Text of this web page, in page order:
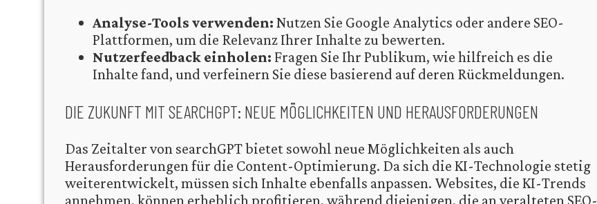
Analyse-Tools verwenden: Nutzen Sie Google Analytics oder andere SEO-
Plattformen, um die Relevanz Ihrer Inhalte zu bewerten.
Nutzerfeedback einholen: Fragen Sie Ihr Publikum, wie hilfreich es die
Inhalte fand, und verfeinern Sie diese basierend auf deren Rückmeldungen.
DIE ZUKUNFT MIT SEARCHGPT: NEUE MÖGLICHKEITEN UND HERAUSFORDERUNGEN
Das Zeitalter von searchGPT bietet sowohl neue Möglichkeiten als auch
Herausforderungen für die Content-Optimierung. Da sich die KI-Technologie stetig
weiterentwickelt, müssen sich Inhalte ebenfalls anpassen. Websites, die KI-Trends
annehmen, können erheblich profitieren, während diejenigen, die an veralteten SEO-